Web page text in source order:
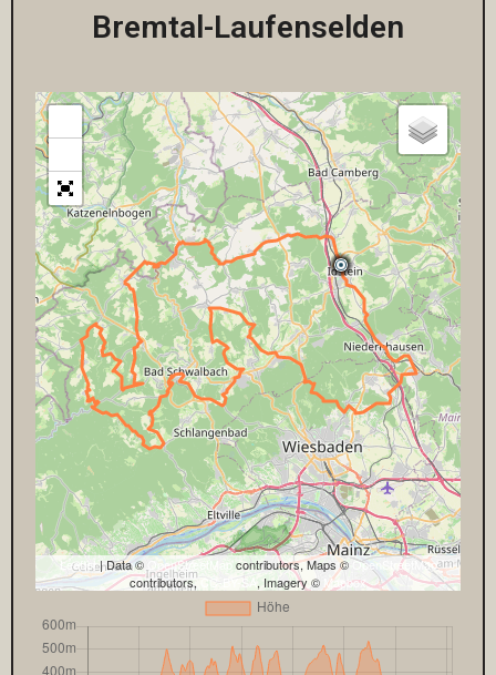
Bremtal-Laufenselden
Leaflet| Data © OpenStreetMap contributors, Maps ©OpenStreetMap
contributors, CC-BY-SA, Imagery © Mapbox